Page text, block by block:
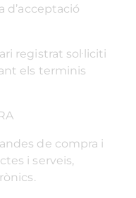
d’acceptació
registrat sol·liciti
els terminis
de compra i
i serveis,